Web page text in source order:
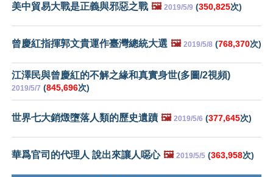
美中貿易大戰是正義與邪惡之戰 🖼️ 2019/5/9 (350,825次)
曾慶紅指揮郭文貴運作臺灣總統大選 🖼️ 2019/5/8 (768,370次)
江澤民與曾慶紅的不解之緣和真實身世(多圖/2視頻)
2019/5/7 (845,696次)
世界七大銷燬墮落人類的歷史遺蹟 🖼️ 2019/5/6 (377,645次)
華爲官司的代理人 說出來讓人噁心 🖼️ 2019/5/5 (363,958次)